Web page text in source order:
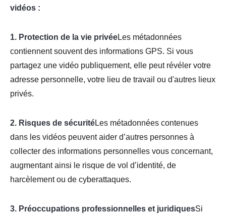
vidéos :
1. Protection de la vie privéeLes métadonnées
contiennent souvent des informations GPS. Si vous
partagez une vidéo publiquement, elle peut révéler votre
adresse personnelle, votre lieu de travail ou d'autres lieux
privés.
2. Risques de sécuritéLes métadonnées contenues
dans les vidéos peuvent aider d’autres personnes à
collecter des informations personnelles vous concernant,
augmentant ainsi le risque de vol d’identité, de
harcèlement ou de cyberattaques.
3. Préoccupations professionnelles et juridiquesSi